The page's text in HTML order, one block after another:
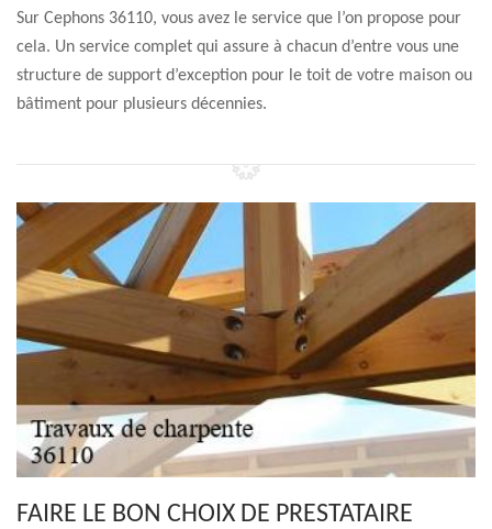
Sur Cephons 36110, vous avez le service que l’on propose pour
cela. Un service complet qui assure à chacun d’entre vous une
structure de support d’exception pour le toit de votre maison ou
bâtiment pour plusieurs décennies.
FAIRE LE BON CHOIX DE PRESTATAIRE